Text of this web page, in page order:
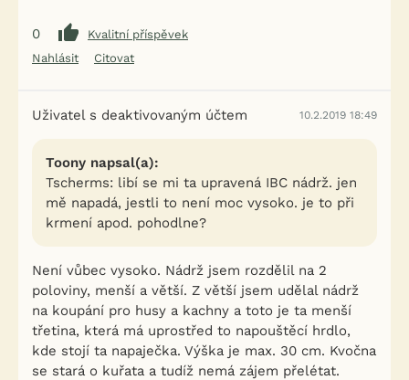
0
Kvalitní příspěvek
Nahlásit
Citovat
Uživatel s deaktivovaným účtem 10.2.2019 18:49
Toony napsal(a):
Tscherms: libí se mi ta upravená IBC nádrž. jen
mě napadá, jestli to není moc vysoko. je to při
krmení apod. pohodlne?
Není vůbec vysoko. Nádrž jsem rozdělil na 2
poloviny, menší a větší. Z větší jsem udělal nádrž
na koupání pro husy a kachny a toto je ta menší
třetina, která má uprostřed to napouštěcí hrdlo,
kde stojí ta napaječka. Výška je max. 30 cm. Kvočna
se stará o kuřata a tudíž nemá zájem přelétat.